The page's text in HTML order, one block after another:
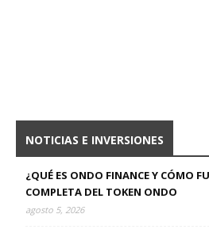
NOTICIAS E INVERSIONES
¿QUÉ ES ONDO FINANCE Y CÓMO
COMPLETA DEL TOKEN ONDO
agosto 5, 2026